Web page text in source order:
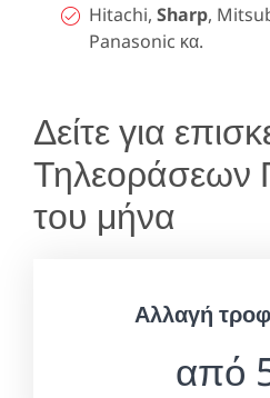
Hitachi, Sharp,
Panasonic κα.
Δείτε για
Τηλεοράσεων
του μήνα
Αλλαγή
από